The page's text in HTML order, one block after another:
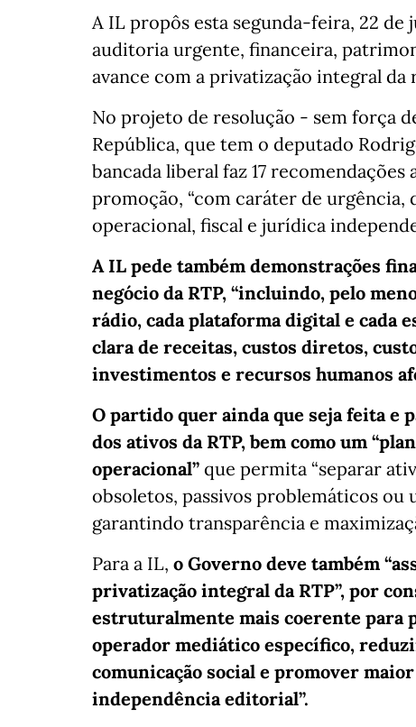
A IL propôs esta segunda-feira, 22
auditoria urgente, financeira,
avance com a privatização integral da
No projeto de resolução - sem força
República, que tem o deputado
bancada liberal faz 17 recomendações
promoção, “com caráter de
operacional, fiscal e jurídica
A IL pede também demonstrações
negócio da RTP, “incluindo, pelo
rádio, cada plataforma digital e cada
clara de receitas, custos diretos,
investimentos e recursos humanos
O partido quer ainda que seja feita e
dos ativos da RTP, bem como um
operacional” que permita “separar
obsoletos, passivos problemáticos
garantindo transparência e
Para a IL, o Governo deve também
privatização integral da RTP”, por
estruturalmente mais coerente para
operador mediático específico,
comunicação social e promover
independência editorial”.